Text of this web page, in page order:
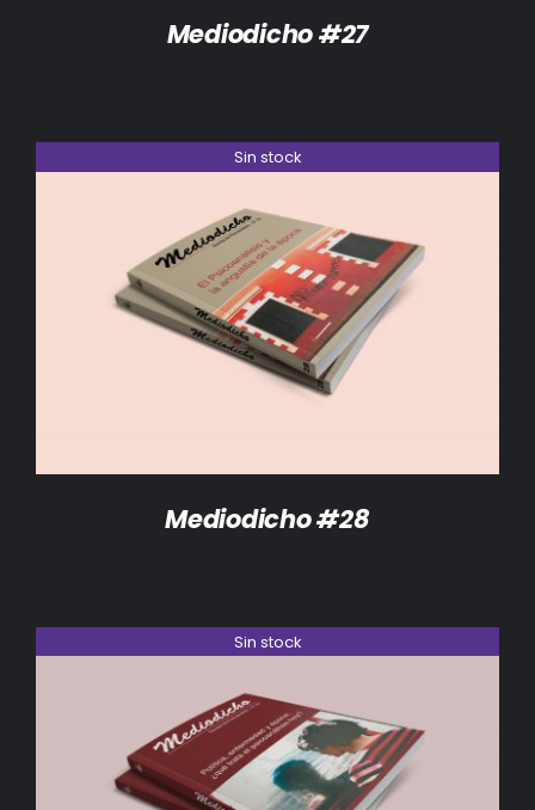
Mediodicho #27
Sin stock
DETALLES
Mediodicho #28
Sin stock
DETALLES